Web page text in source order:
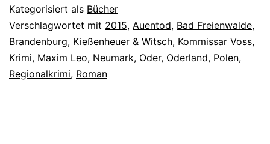
Kategorisiert als Bücher
Verschlagwortet mit 2015, Auentod, Bad Freienwalde,
Brandenburg, Kießenheuer & Witsch, Kommissar Voss,
Krimi, Maxim Leo, Neumark, Oder, Oderland, Polen,
Regionalkrimi, Roman